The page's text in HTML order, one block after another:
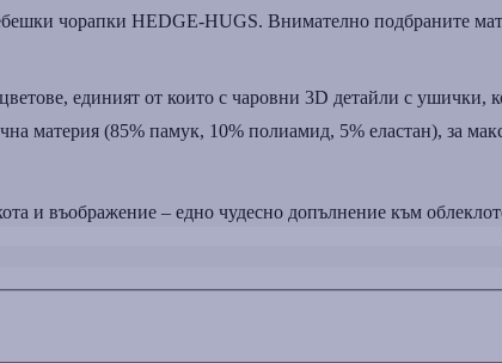
чорапки HEDGE-HUGS. Внимателно подбраните
единият от които с чаровни 3D детайли с ушички,
материя (85% памук, 10% полиамид, 5% еластан), за
и въображение – едно чудесно допълнение към